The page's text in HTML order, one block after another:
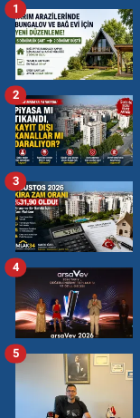
1
2
3
4
5